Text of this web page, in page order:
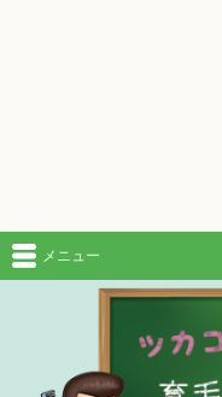
メニュー